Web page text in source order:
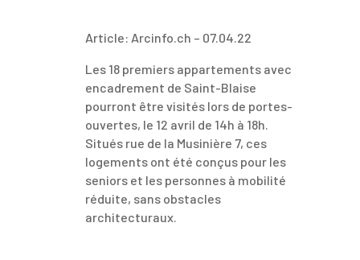
Article: Arcinfo.ch – 07.04.22
Les 18 premiers appartements avec
encadrement de Saint-Blaise
pourront être visités lors de portes-
ouvertes, le 12 avril de 14h à 18h.
Situés rue de la Musinière 7, ces
logements ont été conçus pour les
seniors et les personnes à mobilité
réduite, sans obstacles
architecturaux.